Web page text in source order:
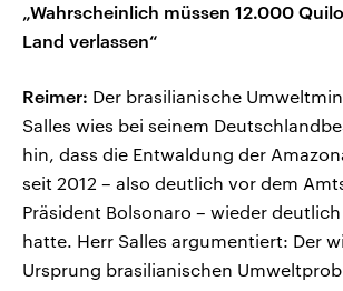
„Wahrscheinlich müssen 12.000
Land verlassen“
Reimer: Der brasilianische
Salles wies bei seinem
hin, dass die Entwaldung der
seit 2012 – also deutlich vor dem
Präsident Bolsonaro – wieder
hatte. Herr Salles argumentiert: Der
Ursprung brasilianischen